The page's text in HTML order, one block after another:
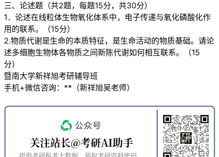
三、论述题（共2题，每题15分，共30分）
1．论述在线粒体生物氧化体系中，电子传递与氧化磷酸化作
用的联系。（15分）
2.物质代谢是生命的本质特征，是生命活动的物质基础。请论
述多细胞生物体各物质之间新陈代谢如何相互联系。（15
分）
暨南大学新祥旭考研辅导班
手机+微信咨询：**（新祥旭吴老师）